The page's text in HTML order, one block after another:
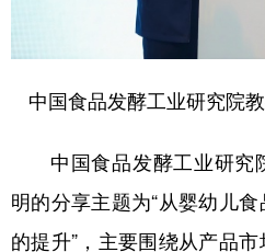
中国食品发酵工业研究院
中国食品发酵工业研究
明的分享主题为“从婴幼儿
的提升”，主要围绕从产品